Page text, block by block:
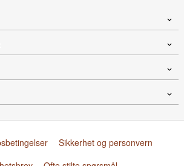
Sikkerhet og personvern